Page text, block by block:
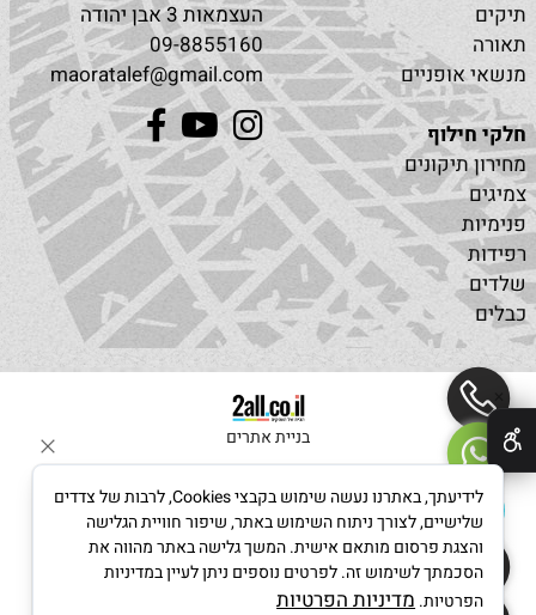
תיקים
תאורה
מנשאי אופניים
חלקי חילוף
מחירון תיקונים
צמיגים
פנימיות
רפידות
שלדים
כבלים
העצמאות 3 אבן יהודה
09-8855160
maoratalef@gmail.com
בניית אתרים
לידיעתך, באתרנו נעשה שימוש בקבצי Cookies, לרבות של צדדים
שלישיים, לצורך ניתוח השימוש באתר, שיפור חוויית הגלישה
והצגת פרסום מותאם אישית. המשך גלישה באתר מהווה את
הסכמתך לשימוש זה. לפרטים נוספים ניתן לעיין במדיניות
הפרטיות.מדיניות הפרטיות